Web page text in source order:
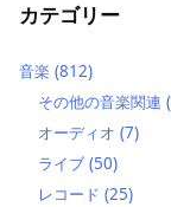
カテゴリー
音楽 (812)
その他の音楽関連
オーディオ (7)
ライブ (50)
レコード (25)